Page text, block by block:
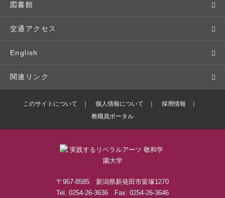
広報・公聴
パンフレット・資料請求
入学予定者の皆さま
教職課程
教員紹介
学修支援の体制
大学周辺マップ
学生寮
学生支援制度
奨学金・特待生（在学生向け）
公務員試験対策
就職実績
社会で活躍する卒業生
生涯学習
科目等履修生
社会人・シニア入学
施設・設備の貸し出し
研究者・研究分野
人文社会科学研究所
情報メディア研究所
研究論文
出版物
図書館
交通アクセス
English
関連リンク
バドミントン部ブログ
敬和学園高等学校
このサイトについて 個人情報について
採用情報
教職員ポータル
〒957-8585 新潟県新発田市富塚1270
Tel. 0254-26-3636 Fax. 0254-26-3646